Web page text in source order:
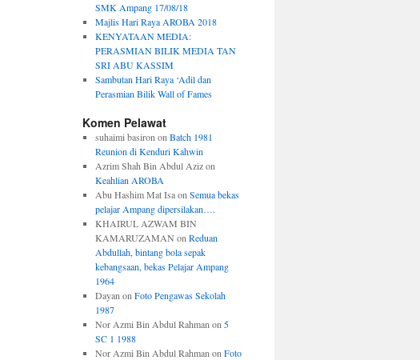
SMK Ampang 17/08/18
Majlis Hari Raya AROBA 2018
KENYATAAN MEDIA:
PERASMIAN BILIK MEDIA TAN
SRI ABU KASSIM
Sambutan Hari Raya ‘Adil dan
Perasmian Bilik Wall of Fames
Komen Pelawat
suhaimi basiron on Batch 1981
Reunion di Kenduri Kahwin
Azrim Shah Bin Abdul Azizon
Keahlian AROBA
Abu Hashim Mat Isaon Semua bekas
pelajar Ampang dipersilakan….
KHAIRUL AZWAM BIN
KAMARUZAMAN on Reduan
Abdullah, bintang bola sepak
kebangsaan, bekas Pelajar Ampang
1964
Dayan on Foto Pengawas Sekolah
1987
Nor Azmi Bin Abdul Rahman on 5
SC 1 1988
Nor Azmi Bin Abdul Rahman on Foto